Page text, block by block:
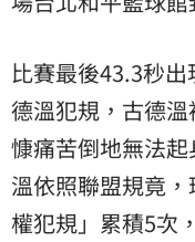
比賽最後43.3秒
德溫犯規，古德
慷痛苦倒地無法
溫依照聯盟規竟
權犯規」累積5次